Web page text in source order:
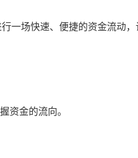
一场快速、便捷的资金流动
资金的流向。